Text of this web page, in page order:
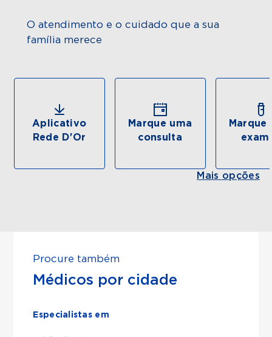
O atendimento e o cuidado que a sua
família merece
Aplicativo
Rede D'Or
Marque uma
consulta
Marque
Mais opções
Procure também
Médicos por cidade
Especialistas em